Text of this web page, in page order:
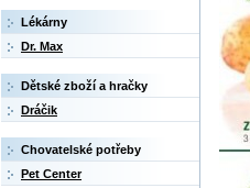
Lékárny
Dr. Max
Dětské zboží a hračky
Dráčik
Chovatelské potřeby
Pet Center